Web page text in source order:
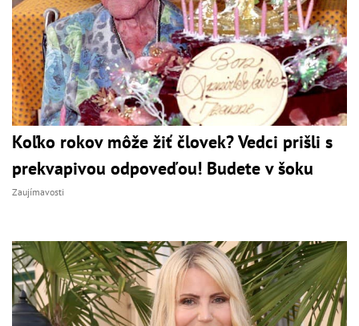
Koľko rokov môže žiť človek? Vedci prišli s
prekvapivou odpoveďou! Budete v šoku
Zaujímavosti